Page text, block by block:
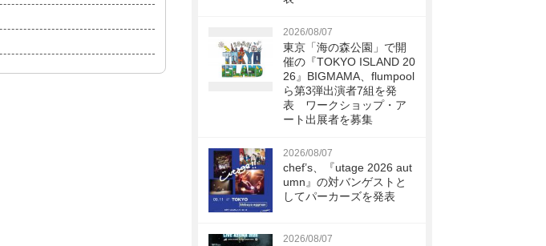
2026/08/07
東京「海の森公園」で開
催の『TOKYO ISLAND 20
26』BIGMAMA、flumpool
ら第3弾出演者7組を発
表 ワークショップ・ア
ート出展者を募集
2026/08/07
chef’s、『utage 2026 aut
umn』の対バンゲストと
してパーカーズを発表
2026/08/07